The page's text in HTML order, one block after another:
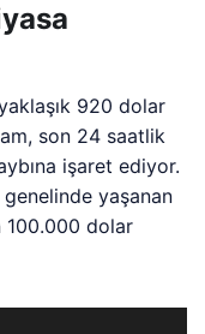
920 dolar
son 24 saatlik
işaret ediyor.
yaşanan
100.000 dolar